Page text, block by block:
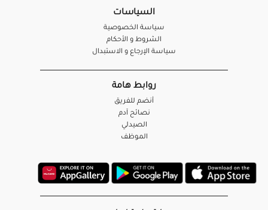
السياسات
سياسة الخصوصية
الشروط و الأحكام
سياسة الإرجاع و الاستبدال
روابط هامة
أنضم للفريق
نصائح آدم
الصيدلي
الموظف